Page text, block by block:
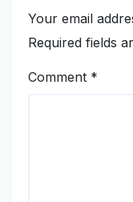
Your email
Required fields
Comment *